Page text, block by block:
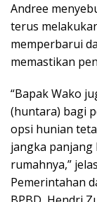
Andree
terus
memperbarui
memastikan
“Bapak Wako
(huntara) bagi
opsi hunian
jangka panjang
rumahnya,”
Pemerintahan